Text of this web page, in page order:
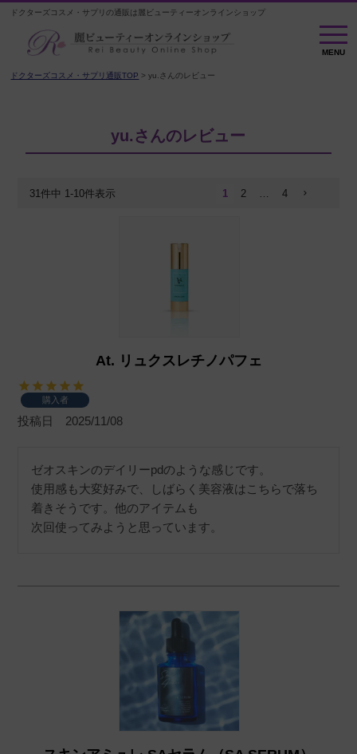
ドクターズコスメ・サプリの通販は麗ビューティーオンラインショップ
MENU
MENU
ドクターズコスメ・サプリ通販TOP yu.さんのレビュー
yu.さんのレビュー
31件中 1-10件表示 1 2 … 4
At. リュクスレチノパフェ
購入者
投稿日 2025/11/08
ゼオスキンのデイリーpdのような感じです。
使用感も大変好みで、しばらく美容液はこちらで落ち
着きそうです。他のアイテムも